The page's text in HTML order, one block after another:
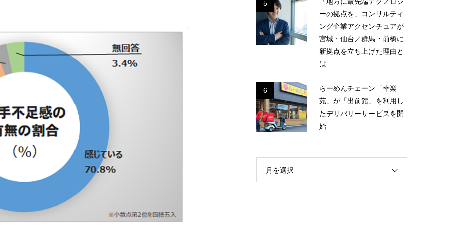
5
ーの拠点を」コンサルティ
ング企業アクセンチュアが
宮城・仙台／群馬・前橋に
新拠点を立ち上げた理由と
は
6
らーめんチェーン「幸楽
苑」が「出前館」を利用し
たデリバリーサービスを開
始
月を選択